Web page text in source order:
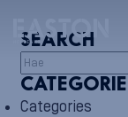
SEARCH
Categories